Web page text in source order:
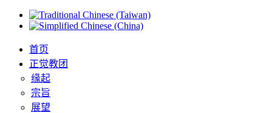
首页
正觉教团
缘起
宗旨
展望